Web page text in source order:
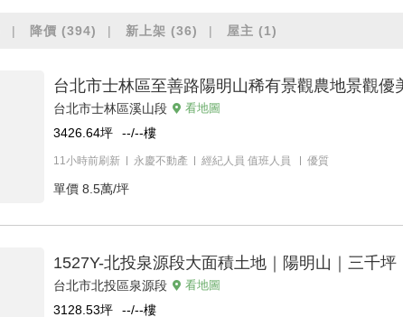
降價 (394) 新上架 (36) 屋主 (1)
台北市士林區至善路陽明山稀有景觀農地景觀優
台北市士林區溪山段 看地圖
3426.64坪 --/--樓
11小時前刷新 永慶不動產 經紀人員 值班人員 優質
單價 8.5萬/坪
1527Y-北投泉源段大面積土地｜陽明山｜三千坪
台北市北投區泉源段 看地圖
3128.53坪 --/--樓